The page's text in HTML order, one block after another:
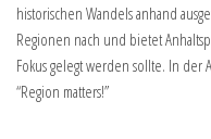
historischen Wandels anhand
Regionen nach und bietet
Fokus gelegt werden sollte. In der
“Region matters!”